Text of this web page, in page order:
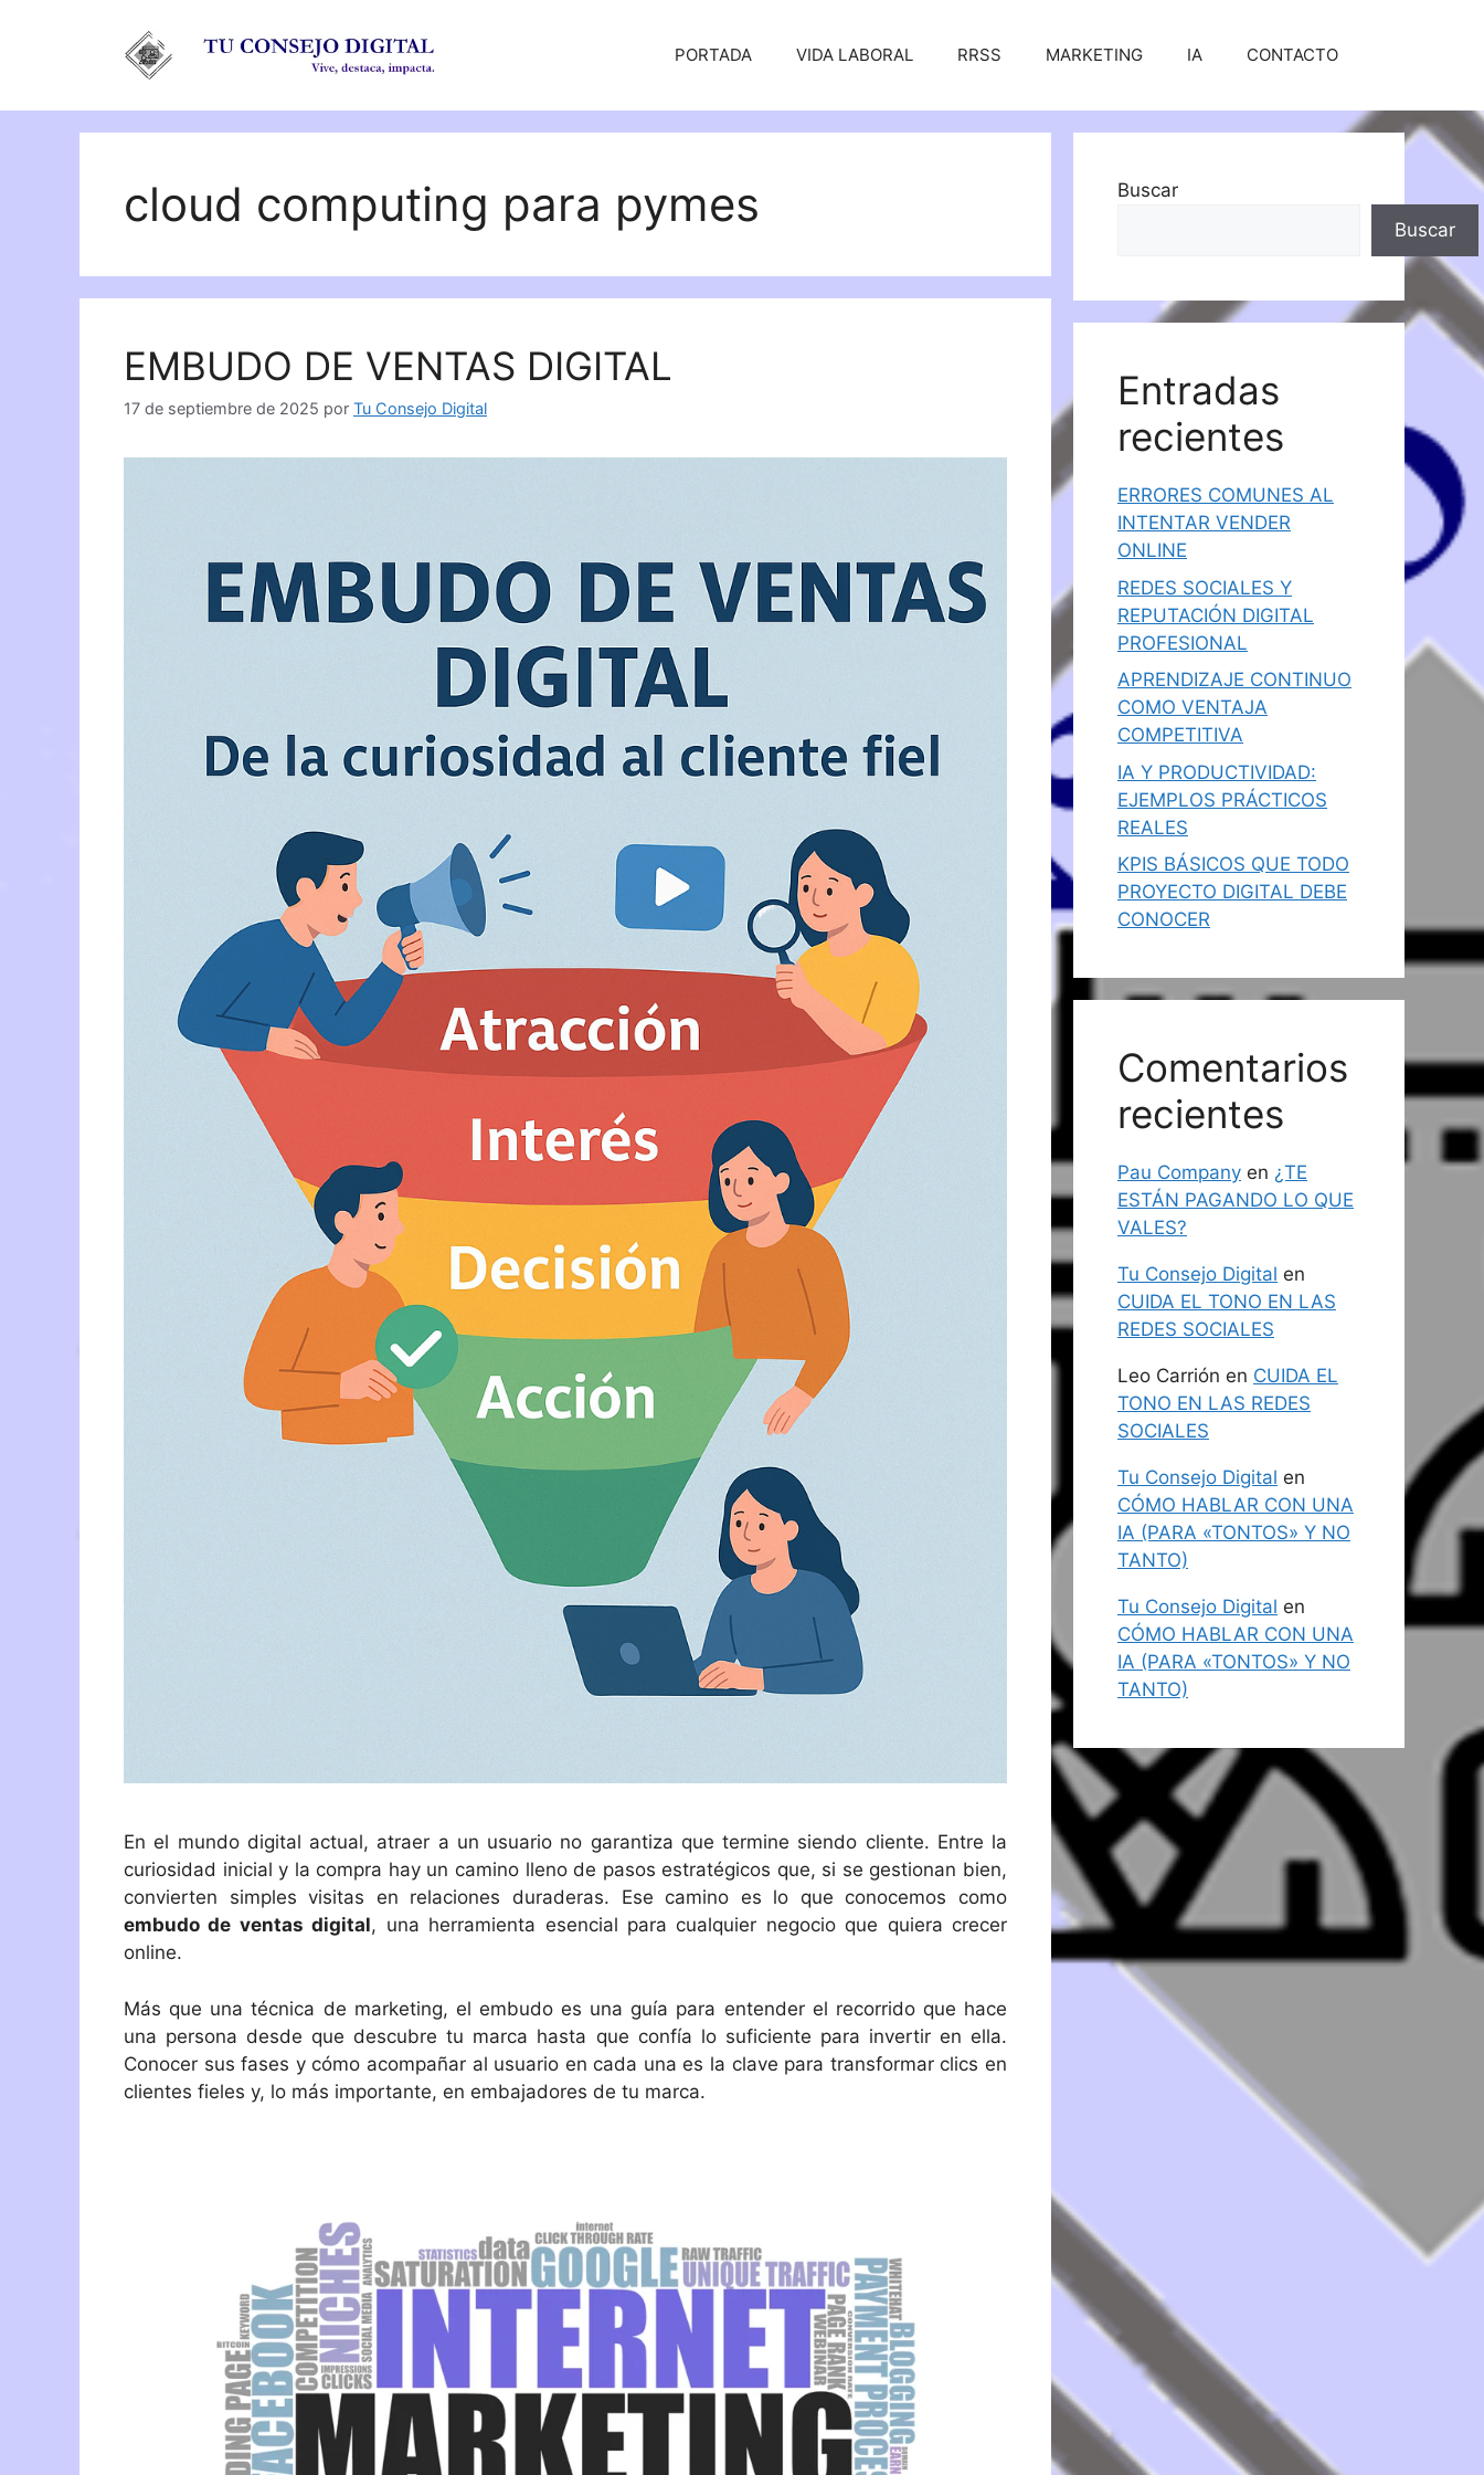
PORTADA VIDA LABORAL RRSS MARKETING IA CONTACTO
cloud computing para pymes
EMBUDO DE VENTAS DIGITAL
17 de septiembre de 2025 por Tu Consejo Digital
En el mundo digital actual, atraer a un usuario no garantiza que termine siendo cliente. Entre la
curiosidad inicial y la compra hay un camino lleno de pasos estratégicos que, si se gestionan bien,
convierten simples visitas en relaciones duraderas. Ese camino es lo que conocemos como
embudo de ventas digital, una herramienta esencial para cualquier negocio que quiera crecer
online.
Más que una técnica de marketing, el embudo es una guía para entender el recorrido que hace
una persona desde que descubre tu marca hasta que confía lo suficiente para invertir en ella.
Conocer sus fases y cómo acompañar al usuario en cada una es la clave para transformar clics en
clientes fieles y, lo más importante, en embajadores de tu marca.
Buscar
Buscar
Entradas
recientes
ERRORES COMUNES AL
INTENTAR VENDER
ONLINE
REDES SOCIALES Y
REPUTACIÓN DIGITAL
PROFESIONAL
APRENDIZAJE CONTINUO
COMO VENTAJA
COMPETITIVA
IA Y PRODUCTIVIDAD:
EJEMPLOS PRÁCTICOS
REALES
KPIS BÁSICOS QUE TODO
PROYECTO DIGITAL DEBE
CONOCER
Comentarios
recientes
Pau Company en ¿TE
ESTÁN PAGANDO LO QUE
VALES?
Tu Consejo Digital en
CUIDA EL TONO EN LAS
REDES SOCIALES
Leo Carrión en CUIDA EL
TONO EN LAS REDES
SOCIALES
Tu Consejo Digital en
CÓMO HABLAR CON UNA
IA (PARA «TONTOS» Y NO
TANTO)
Tu Consejo Digital en
CÓMO HABLAR CON UNA
IA (PARA «TONTOS» Y NO
TANTO)